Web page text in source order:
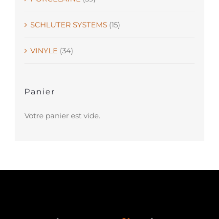
SCHLUTER SYSTEMS (15)
VINYLE (34)
Panier
Votre panier est vide.